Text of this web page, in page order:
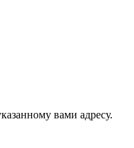
вами адресу.